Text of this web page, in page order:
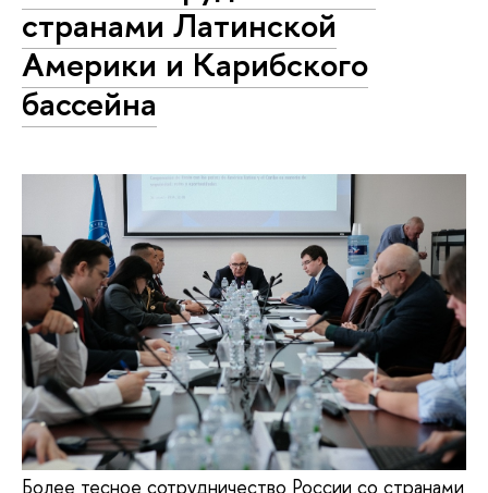
странами Латинской
Америки и Карибского
бассейна
Более тесное сотрудничество России со странами